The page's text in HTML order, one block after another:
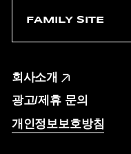
회사소개
광고/제휴 문의
개인정보보호방침